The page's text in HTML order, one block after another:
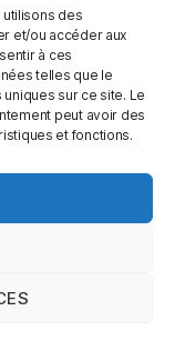
des
et/ou accéder aux
à ces
telles que le
sur ce site. Le
peut avoir des
et fonctions.